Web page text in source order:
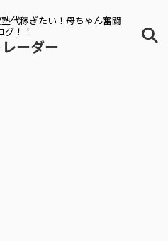
代稼ぎたい！母ちゃん奮闘
グ！！
ーダー